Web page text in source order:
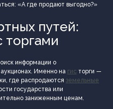
«А где продают выгодно?»
путей:
торгами
информации о
Именно на гис торги —
где распродаются земельные
государства или
заниженным ценам.